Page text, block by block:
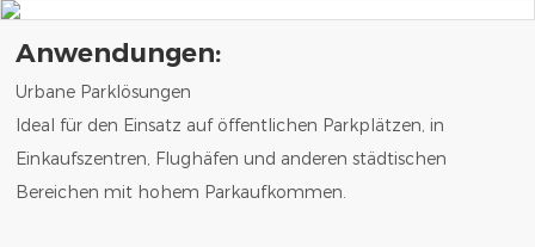
Anwendungen:
Urbane Parklösungen
Ideal für den Einsatz auf öffentlichen Parkplätzen, in
Einkaufszentren, Flughäfen und anderen städtischen
Bereichen mit hohem Parkaufkommen.